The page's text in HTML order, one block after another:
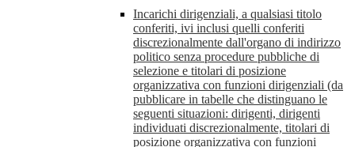
Incarichi dirigenziali, a qualsiasi titolo
conferiti, ivi inclusi quelli conferiti
discrezionalmente dall'organo di indirizzo
politico senza procedure pubbliche di
selezione e titolari di posizione
organizzativa con funzioni dirigenziali (da
pubblicare in tabelle che distinguano le
seguenti situazioni: dirigenti, dirigenti
individuati discrezionalmente, titolari di
posizione organizzativa con funzioni